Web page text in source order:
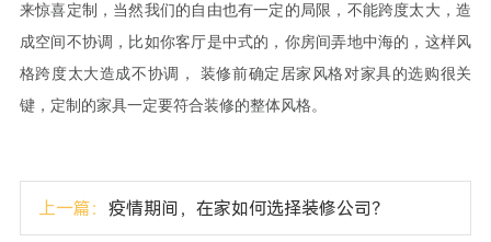
来惊喜定制，当然我们的自由也有一定的局限，不能跨度太大，造
成空间不协调，比如你客厅是中式的，你房间弄地中海的，这样风
格跨度太大造成不协调， 装修前确定居家风格对家具的选购很关
键，定制的家具一定要符合装修的整体风格。
上一篇：疫情期间，在家如何选择装修公司？